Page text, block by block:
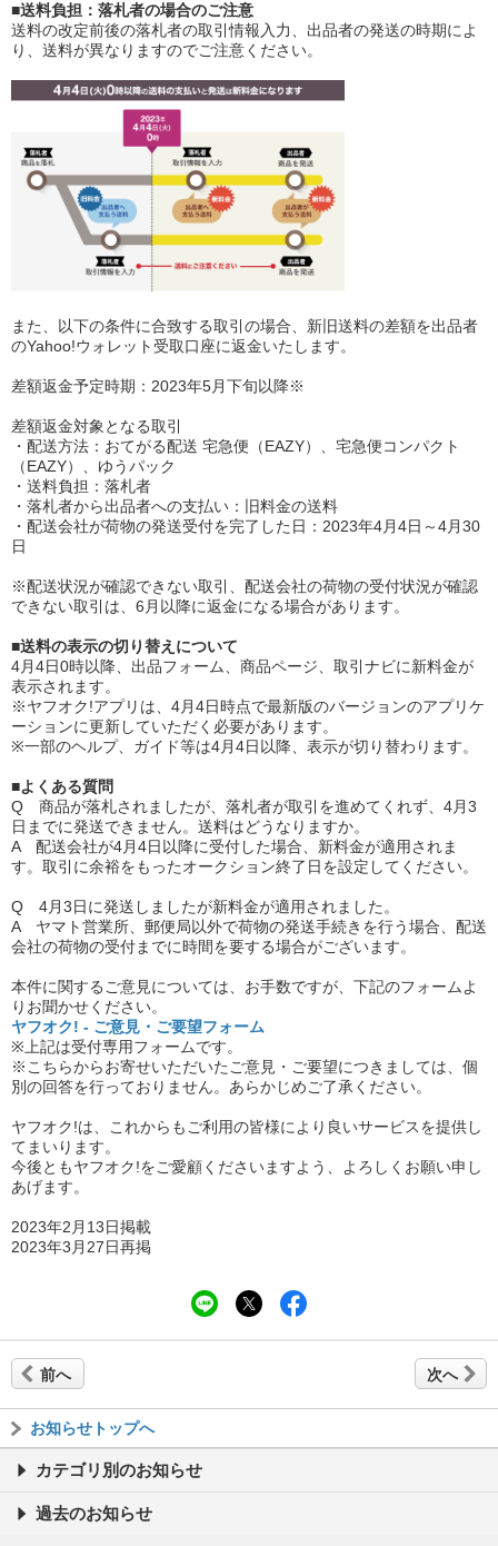
■送料負担：落札者の場合のご注意
送料の改定前後の落札者の取引情報入力、出品者の発送の時期によ
り、送料が異なりますのでご注意ください。
また、以下の条件に合致する取引の場合、新旧送料の差額を出品者
のYahoo!ウォレット受取口座に返金いたします。
差額返金予定時期：2023年5月下旬以降※
差額返金対象となる取引
・配送方法：おてがる配送 宅急便（EAZY）、宅急便コンパクト
（EAZY）、ゆうパック
・送料負担：落札者
・落札者から出品者への支払い：旧料金の送料
・配送会社が荷物の発送受付を完了した日：2023年4月4日～4月30
日
※配送状況が確認できない取引、配送会社の荷物の受付状況が確認
できない取引は、6月以降に返金になる場合があります。
■送料の表示の切り替えについて
4月4日0時以降、出品フォーム、商品ページ、取引ナビに新料金が
表示されます。
※ヤフオク!アプリは、4月4日時点で最新版のバージョンのアプリケ
ーションに更新していただく必要があります。
※一部のヘルプ、ガイド等は4月4日以降、表示が切り替わります。
■よくある質問
Q 商品が落札されましたが、落札者が取引を進めてくれず、4月3
日までに発送できません。送料はどうなりますか。
A 配送会社が4月4日以降に受付した場合、新料金が適用されま
す。取引に余裕をもったオークション終了日を設定してください。
Q 4月3日に発送しましたが新料金が適用されました。
A ヤマト営業所、郵便局以外で荷物の発送手続きを行う場合、配送
会社の荷物の受付までに時間を要する場合がございます。
本件に関するご意見については、お手数ですが、下記のフォームよ
りお聞かせください。
ヤフオク! - ご意見・ご要望フォーム
※上記は受付専用フォームです。
※こちらからお寄せいただいたご意見・ご要望につきましては、個
別の回答を行っておりません。あらかじめご了承ください。
ヤフオク!は、これからもご利用の皆様により良いサービスを提供し
てまいります。
今後ともヤフオク!をご愛顧くださいますよう、よろしくお願い申し
あげます。
2023年2月13日掲載
2023年3月27日再掲
前へ 次へ
お知らせトップへ
カテゴリ別のお知らせ
過去のお知らせ